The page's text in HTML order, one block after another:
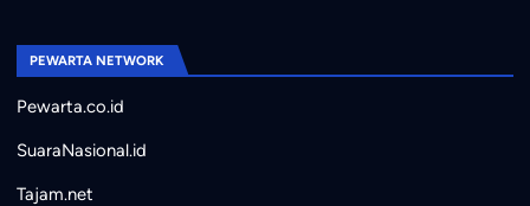
PEWARTA NETWORK
Pewarta.co.id
SuaraNasional.id
Tajam.net